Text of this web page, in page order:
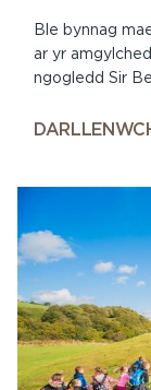
Ble bynnag
ar yr
ngogledd Sir